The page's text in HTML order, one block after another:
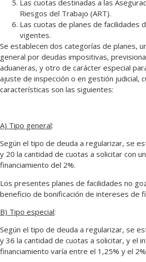
Las cuotas destinadas a las
Riesgos del Trabajo (ART).
Las cuotas de planes de facilidades
vigentes.
Se establecen dos categorías de planes,
general por deudas impositivas,
aduaneras, y otro de carácter especial
ajuste de inspección o en gestión judicial,
características son las siguientes:
A) Tipo general:
Según el tipo de deuda a regularizar, se
y 20 la cantidad de cuotas a solicitar con
financiamiento del 2%.
Los presentes planes de facilidades no
beneficio de bonificación de intereses de
B) Tipo especial:
Según el tipo de deuda a regularizar, se
y 36 la cantidad de cuotas a solicitar, y el
financiamiento varía entre el 1,25% y el